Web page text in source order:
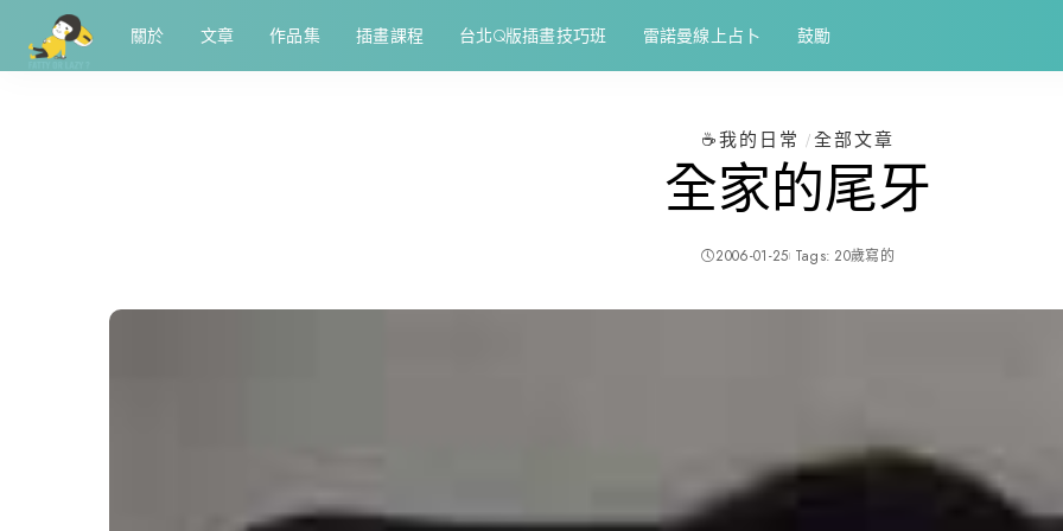
關於 文章 作品集 插畫課程 台北Q版插畫技巧班 雷諾曼線上占卜 鼓勵
☕️我的日常 全部文章
全家的尾牙
2006-01-25 Tags: 20歲寫的